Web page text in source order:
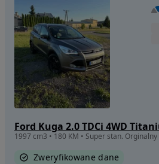
Ford Kuga 2.0 TDCi 4WD
1997 cm3 • 180 KM • Super stan.
Zweryfikowane dane